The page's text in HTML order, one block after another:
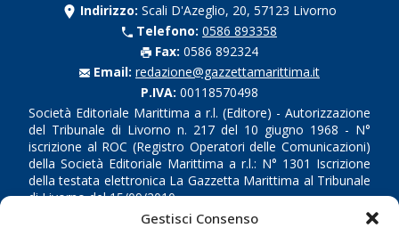
Gestisci Consenso
Indirizzo: Scali D'Azeglio, 20, 57123 Livorno
Telefono: 0586 893358
Fax: 0586 892324
Email: redazione@gazzettamarittima.it
P.IVA: 00118570498
Società Editoriale Marittima a r.l. (Editore) - Autorizzazione
del Tribunale di Livorno n. 217 del 10 giugno 1968 - N°
iscrizione al ROC (Registro Operatori delle Comunicazioni)
della Società Editoriale Marittima a r.l.: N° 1301 Iscrizione
della testata elettronica La Gazzetta Marittima al Tribunale
di Livorno del 15/09/2010.